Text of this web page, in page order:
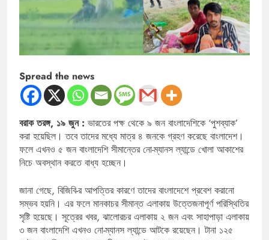
Spread the news
বরাক তরঙ্গ, ১৯ জুন : ভারতের পক্ষ থেকে ৯ জন বাংলাদেশিকে ‘পুশব্যাক’
করা হয়েছিল। তবে তাদের মধ্যে মাত্র ৪ জনকে গ্রহণ করেছে বাংলাদেশ।
ফলে এখনও ৫ জন বাংলাদেশি সীমান্তের নো-ম্যানস ল্যান্ডে খোলা আকাশের
নিচে অবস্থান করতে বাধ্য হচ্ছেন।
জানা গেছে, বিজিবি-র আপত্তির কারণে তাদের বাংলাদেশে প্রবেশ করানো
সম্ভব হয়নি। এর ফলে মানকাচর সীমান্ত এলাকায় উত্তেজনাপূর্ণ পরিস্থিতির
সৃষ্টি হয়েছে। সূত্রের খবর, ঝালোরচর এলাকায় ২ জন এবং সাহাপাড়া এলাকায়
৩ জন বাংলাদেশি এখনও নো-ম্যানস ল্যান্ডে আটকে রয়েছেন। টানা ১২৫